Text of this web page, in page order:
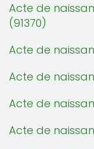
Acte de
(91370)
Acte de
Acte de
Acte de
Acte de